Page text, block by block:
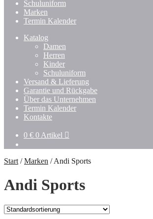
Schuluniform
Marken
Termin Kalender
Katalog
Damen
Herren
Kinder
Schuluniform
Versand & Lieferung
Garantie und Rückgabe
Über das Unternehmen
Termin Kalender
Kontakte
0 € 0 Artikel
Start /Marken /Andi Sports
Andi Sports